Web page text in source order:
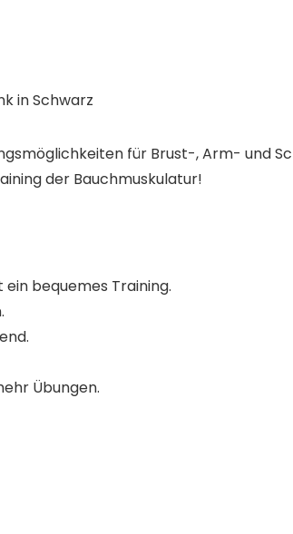
in Schwarz
für Brust-, Arm- und
der Bauchmuskulatur!
bequemes Training.
Übungen.